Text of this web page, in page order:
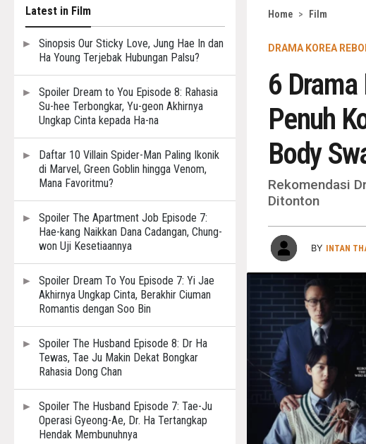
Latest in Film
Sinopsis Our Sticky Love, Jung Hae In dan
Ha Young Terjebak Hubungan Palsu?
Spoiler Dream to You Episode 8: Rahasia
Su-hee Terbongkar, Yu-geon Akhirnya
Ungkap Cinta kepada Ha-na
Daftar 10 Villain Spider-Man Paling Ikonik
di Marvel, Green Goblin hingga Venom,
Mana Favoritmu?
Spoiler The Apartment Job Episode 7:
Hae-kang Naikkan Dana Cadangan, Chung-
won Uji Kesetiaannya
Spoiler Dream To You Episode 7: Yi Jae
Akhirnya Ungkap Cinta, Berakhir Ciuman
Romantis dengan Soo Bin
Spoiler The Husband Episode 8: Dr Ha
Tewas, Tae Ju Makin Dekat Bongkar
Rahasia Dong Chan
Spoiler The Husband Episode 7: Tae-Ju
Operasi Gyeong-Ae, Dr. Ha Tertangkap
Hendak Membunuhnya
Home > Film
DRAMA KOREA
6
Penuh
Body
Rekomendasi
Ditonton
BY INTAN